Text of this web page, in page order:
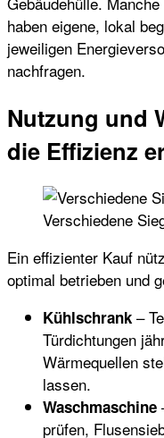
haben eigene, lokal
jeweiligen
nachfragen.
Nutzung und
die Effizienz
Verschiedene
Ein effizienter Kauf
optimal betrieben und
Kühlschrank –
Türdichtungen
Wärmequellen
lassen.
Waschmaschine
prüfen,